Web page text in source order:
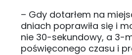
– Gdy dotarłem na
dniach poprawiła się i
nie 30-sekundowy, a 3-
poświęconego czasu i